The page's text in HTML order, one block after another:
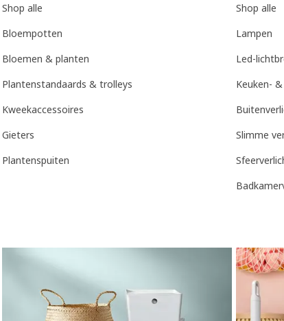
Shop alle
Bloempotten
Bloemen & planten
Plantenstandaards & trolleys
Kweekaccessoires
Gieters
Plantenspuiten
Shop alle
Lampen
Led-
Keuken-
Slimme